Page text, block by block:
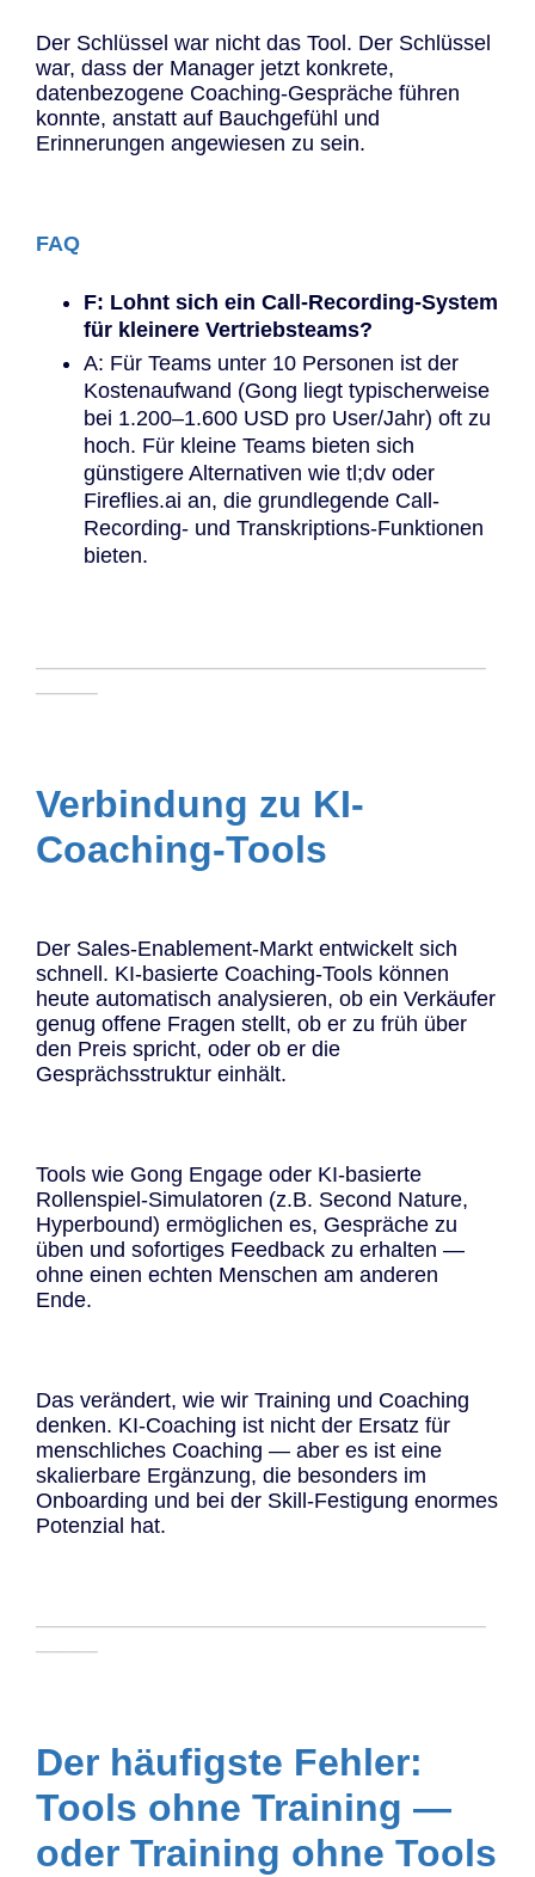
Der Schlüssel war nicht das Tool. Der Schlüssel
war, dass der Manager jetzt konkrete,
datenbezogene Coaching-Gespräche führen
konnte, anstatt auf Bauchgefühl und
Erinnerungen angewiesen zu sein.
FAQ
F: Lohnt sich ein Call-Recording-System
für kleinere Vertriebsteams?
A: Für Teams unter 10 Personen ist der
Kostenaufwand (Gong liegt typischerweise
bei 1.200–1.600 USD pro User/Jahr) oft zu
hoch. Für kleine Teams bieten sich
günstigere Alternativen wie tl;dv oder
Fireflies.ai an, die grundlegende Call-
Recording- und Transkriptions-Funktionen
bieten.
─────────────────────────────
────
Verbindung zu KI-
Coaching-Tools
Der Sales-Enablement-Markt entwickelt sich
schnell. KI-basierte Coaching-Tools können
heute automatisch analysieren, ob ein Verkäufer
genug offene Fragen stellt, ob er zu früh über
den Preis spricht, oder ob er die
Gesprächsstruktur einhält.
Tools wie Gong Engage oder KI-basierte
Rollenspiel-Simulatoren (z.B. Second Nature,
Hyperbound) ermöglichen es, Gespräche zu
üben und sofortiges Feedback zu erhalten —
ohne einen echten Menschen am anderen
Ende.
Das verändert, wie wir Training und Coaching
denken. KI-Coaching ist nicht der Ersatz für
menschliches Coaching — aber es ist eine
skalierbare Ergänzung, die besonders im
Onboarding und bei der Skill-Festigung enormes
Potenzial hat.
─────────────────────────────
────
Der häufigste Fehler:
Tools ohne Training —
oder Training ohne Tools